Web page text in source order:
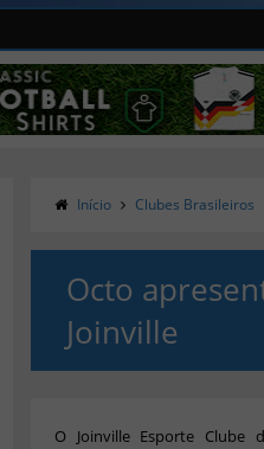
Início Clubes Brasileiros
Octo
Joinville
O Joinville Esporte